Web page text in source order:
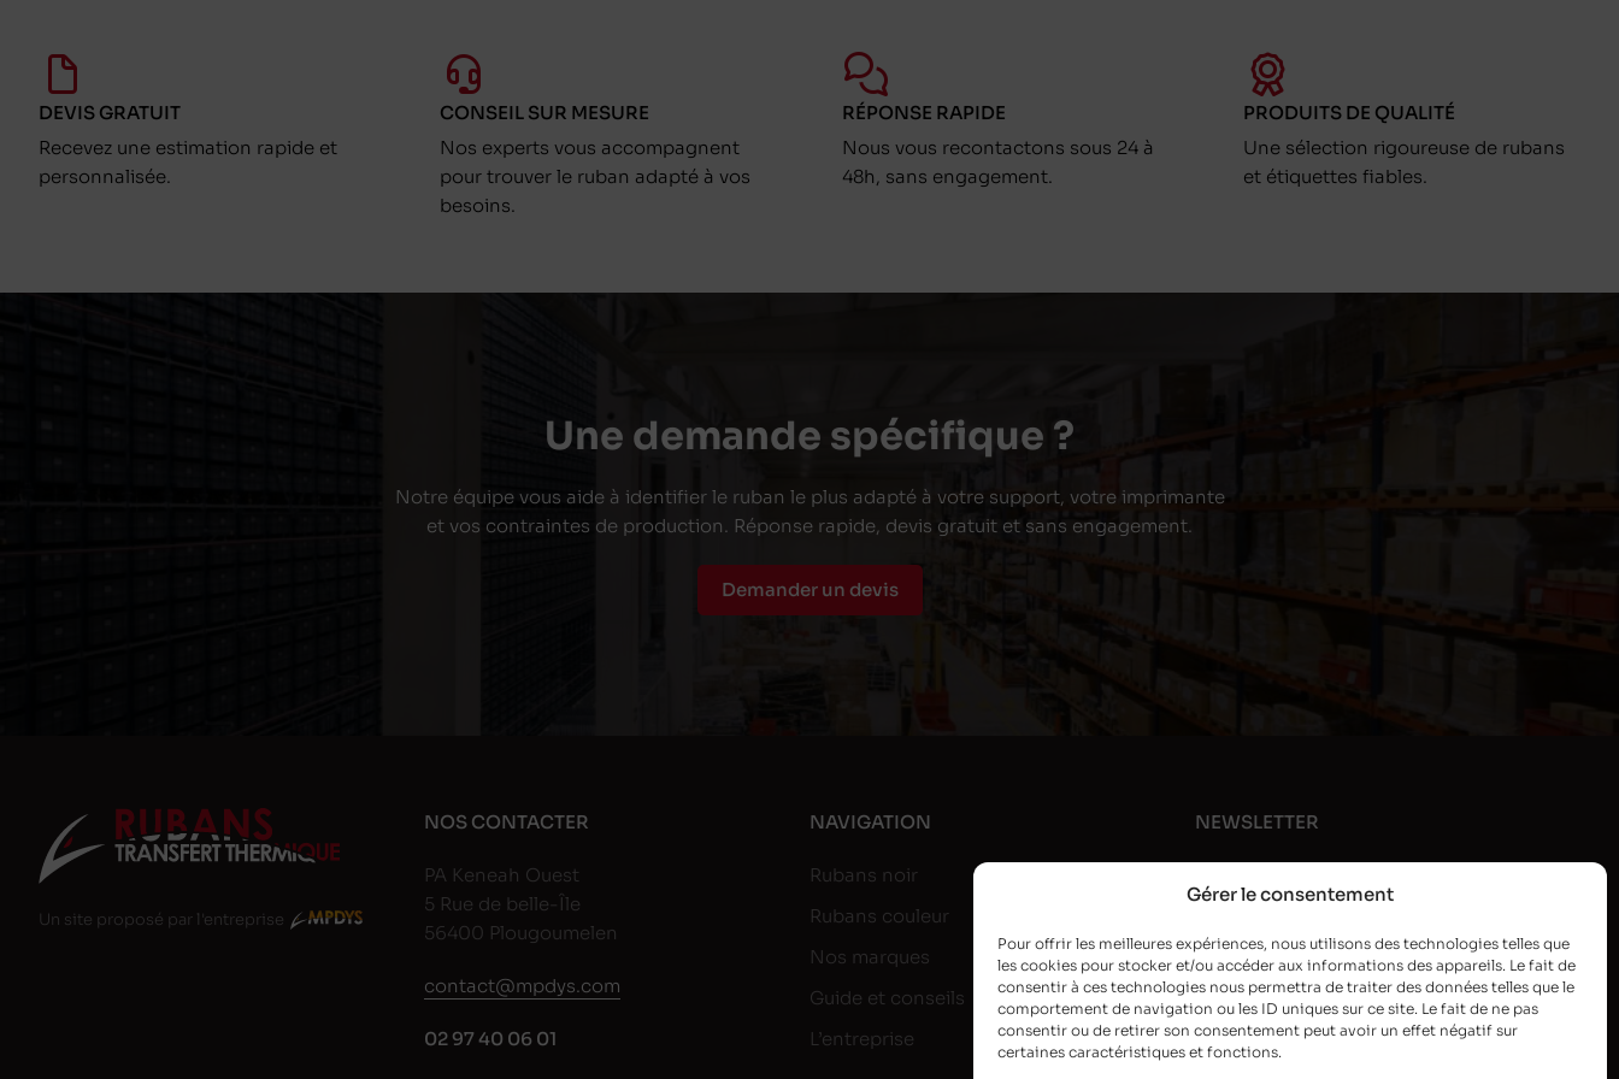
Gérer le consentement
Pour offrir les meilleures expériences, nous utilisons des technologies telles que
les cookies pour stocker et/ou accéder aux informations des appareils. Le fait de
consentir à ces technologies nous permettra de traiter des données telles que le
comportement de navigation ou les ID uniques sur ce site. Le fait de ne pas
consentir ou de retirer son consentement peut avoir un effet négatif sur
certaines caractéristiques et fonctions.
DEVIS GRATUIT
Recevez une estimation rapide et
personnalisée.
CONSEIL SUR MESURE
Nos experts vous accompagnent
pour trouver le ruban adapté à vos
besoins.
RÉPONSE RAPIDE
Nous vous recontactons sous 24 à
48h, sans engagement.
PRODUITS DE QUALITÉ
Une sélection rigoureuse de rubans
et étiquettes fiables.
Une demande spécifique ?
Notre équipe vous aide à identifier le ruban le plus adapté à votre support, votre imprimante
et vos contraintes de production. Réponse rapide, devis gratuit et sans engagement.
Demander un devis
Un site proposé par l'entreprise
NOS CONTACTER
PA Keneah Ouest
5 Rue de belle-Île
56400 Plougoumelen
contact@mpdys.com
02 97 40 06 01
NAVIGATION
Rubans noir
Rubans couleur
Nos marques
Guide et conseils
L’entreprise
NEWSLETTER